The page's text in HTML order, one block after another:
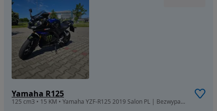
Yamaha R125
125 cm3 • 15 KM • Yamaha YZF-R125 2019 Salon PL | Bezwypadkowa | VVA | DOINWESTOWANA